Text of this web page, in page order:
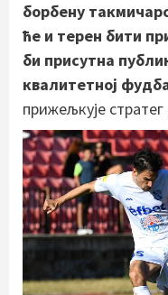
борбену
ће и терен бити
би присутна
квалитетној
прижељкује стратег